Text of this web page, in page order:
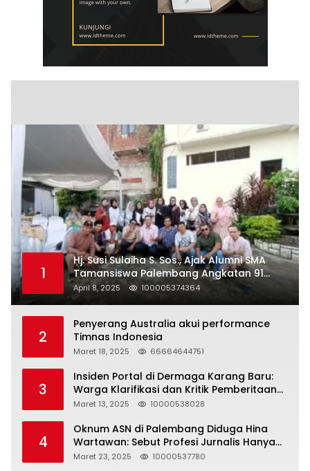
1
Hj. Susi Sulaiha S. Sos., Ajak Alumni SMA
Tamansiswa Palembang Angkatan 91
Halal Bihalal
April 8, 2025 100005374364
2
Penyerang Australia akui performance
Timnas Indonesia
Maret 18, 2025 66664644751
3
Insiden Portal di Dermaga Karang Baru:
Warga Klarifikasi dan Kritik Pemberitaan
yang Tidak Akurat
Maret 13, 2025 10000538028
4
Oknum ASN di Palembang Diduga Hina
Wartawan: Sebut Profesi Jurnalis Hanya
Seharga 2 Liter Bensin, Berujung Dugaan
Maret 23, 2025 10000537780